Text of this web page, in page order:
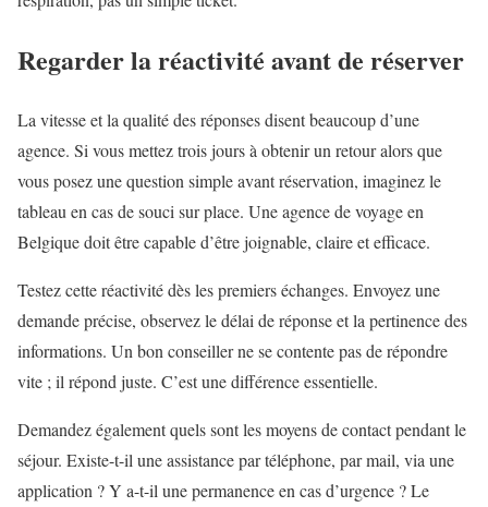
Regarder la réactivité avant de réserver
La vitesse et la qualité des réponses disent beaucoup d’une
agence. Si vous mettez trois jours à obtenir un retour alors que
vous posez une question simple avant réservation, imaginez le
tableau en cas de souci sur place. Une agence de voyage en
Belgique doit être capable d’être joignable, claire et efficace.
Testez cette réactivité dès les premiers échanges. Envoyez une
demande précise, observez le délai de réponse et la pertinence des
informations. Un bon conseiller ne se contente pas de répondre
vite ; il répond juste. C’est une différence essentielle.
Demandez également quels sont les moyens de contact pendant le
séjour. Existe-t-il une assistance par téléphone, par mail, via une
application ? Y a-t-il une permanence en cas d’urgence ? Le